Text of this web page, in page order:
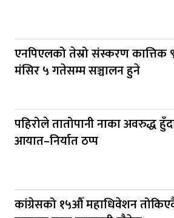
एनपिएलको तेस्रो संस्करण कात्तिक
मंसिर ५ गतेसम्म सञ्चालन हुने
पहिरोले तातोपानी नाका अवरुद्ध
आयात–निर्यात ठप्प
कांग्रेसको १५औँ महाधिवेशन